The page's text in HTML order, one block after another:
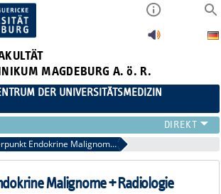
MAGDEBURG A. ö. R.
DER UNIVERSITÄTSMEDIZIN
Schwerpunkt Endokrine Malignome + Radiologie
Malignome + Radiologie